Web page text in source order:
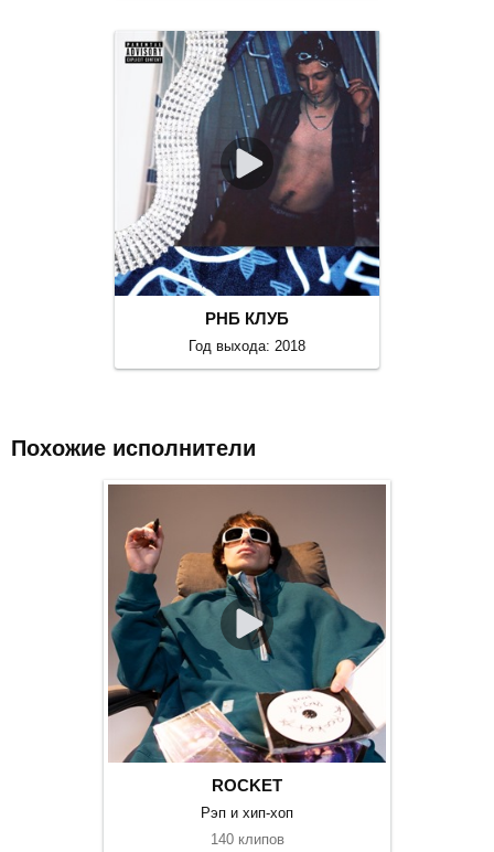
РНБ КЛУБ
Год выхода: 2018
Похожие исполнители
ROCKET
Рэп и хип-хоп
140 клипов